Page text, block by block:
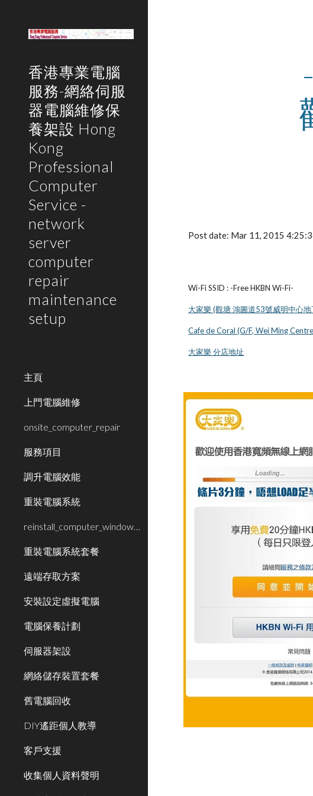
香港專業電腦
服務-網絡伺服
器電腦維修保
養架設 Hong
Kong
Professional
Computer
Service -
network
server
computer
repair
maintenance
setup
主頁
上門電腦維修
onsite_computer_repair
服務項目
調升電腦效能
重裝電腦系統
重裝電腦系統套餐
遠端存取方案
安裝設定虛擬電腦
電腦保養計劃
伺服器架設
網絡儲存裝置套餐
舊電腦回收
DIY遙距個人教導
客戶支援
收集個人資料聲明
Post date: Mar 11, 2015
Wi-Fi SSID : -Free HKBN Wi-Fi-
大家樂 (觀塘 鴻圖道53號威明中心地
Cafe de Coral (G/F, Wei Ming
大家樂 分店地址